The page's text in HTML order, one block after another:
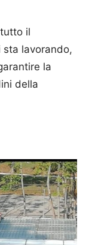
il
sta lavorando,
la
della